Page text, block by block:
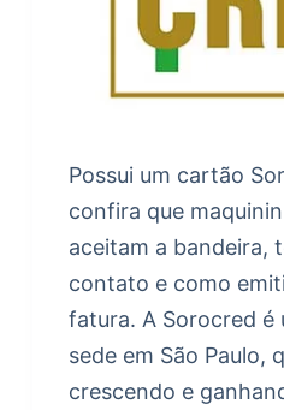
Possui um cartão
confira que
aceitam a bandeira,
contato e como
fatura. A Sorocred é
sede em São Paulo,
crescendo e